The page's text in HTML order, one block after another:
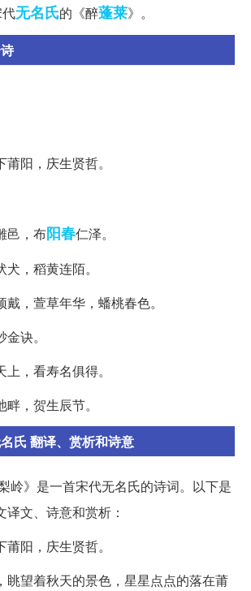
无名氏的《醉蓬莱》。
阳，庆生贤哲。
邑，布阳春仁泽。
，稻黄连陌。
，萱草年华，蟠桃春色。
诀。
，看寿名俱得。
，贺生辰节。
名氏 翻译、赏析和诗意
岭》是一首宋代无名氏的诗词。以下是
文、诗意和赏析：
阳，庆生贤哲。
眺望着秋天的景色，星星点点的落在莆